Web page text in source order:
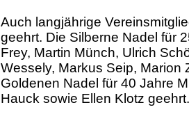
Auch langjährige
geehrt. Die Silberne Nadel für
Frey, Martin Münch, Ulrich
Wessely, Markus Seip, Marion
Goldenen Nadel für 40 Jahre
Hauck sowie Ellen Klotz geehrt.